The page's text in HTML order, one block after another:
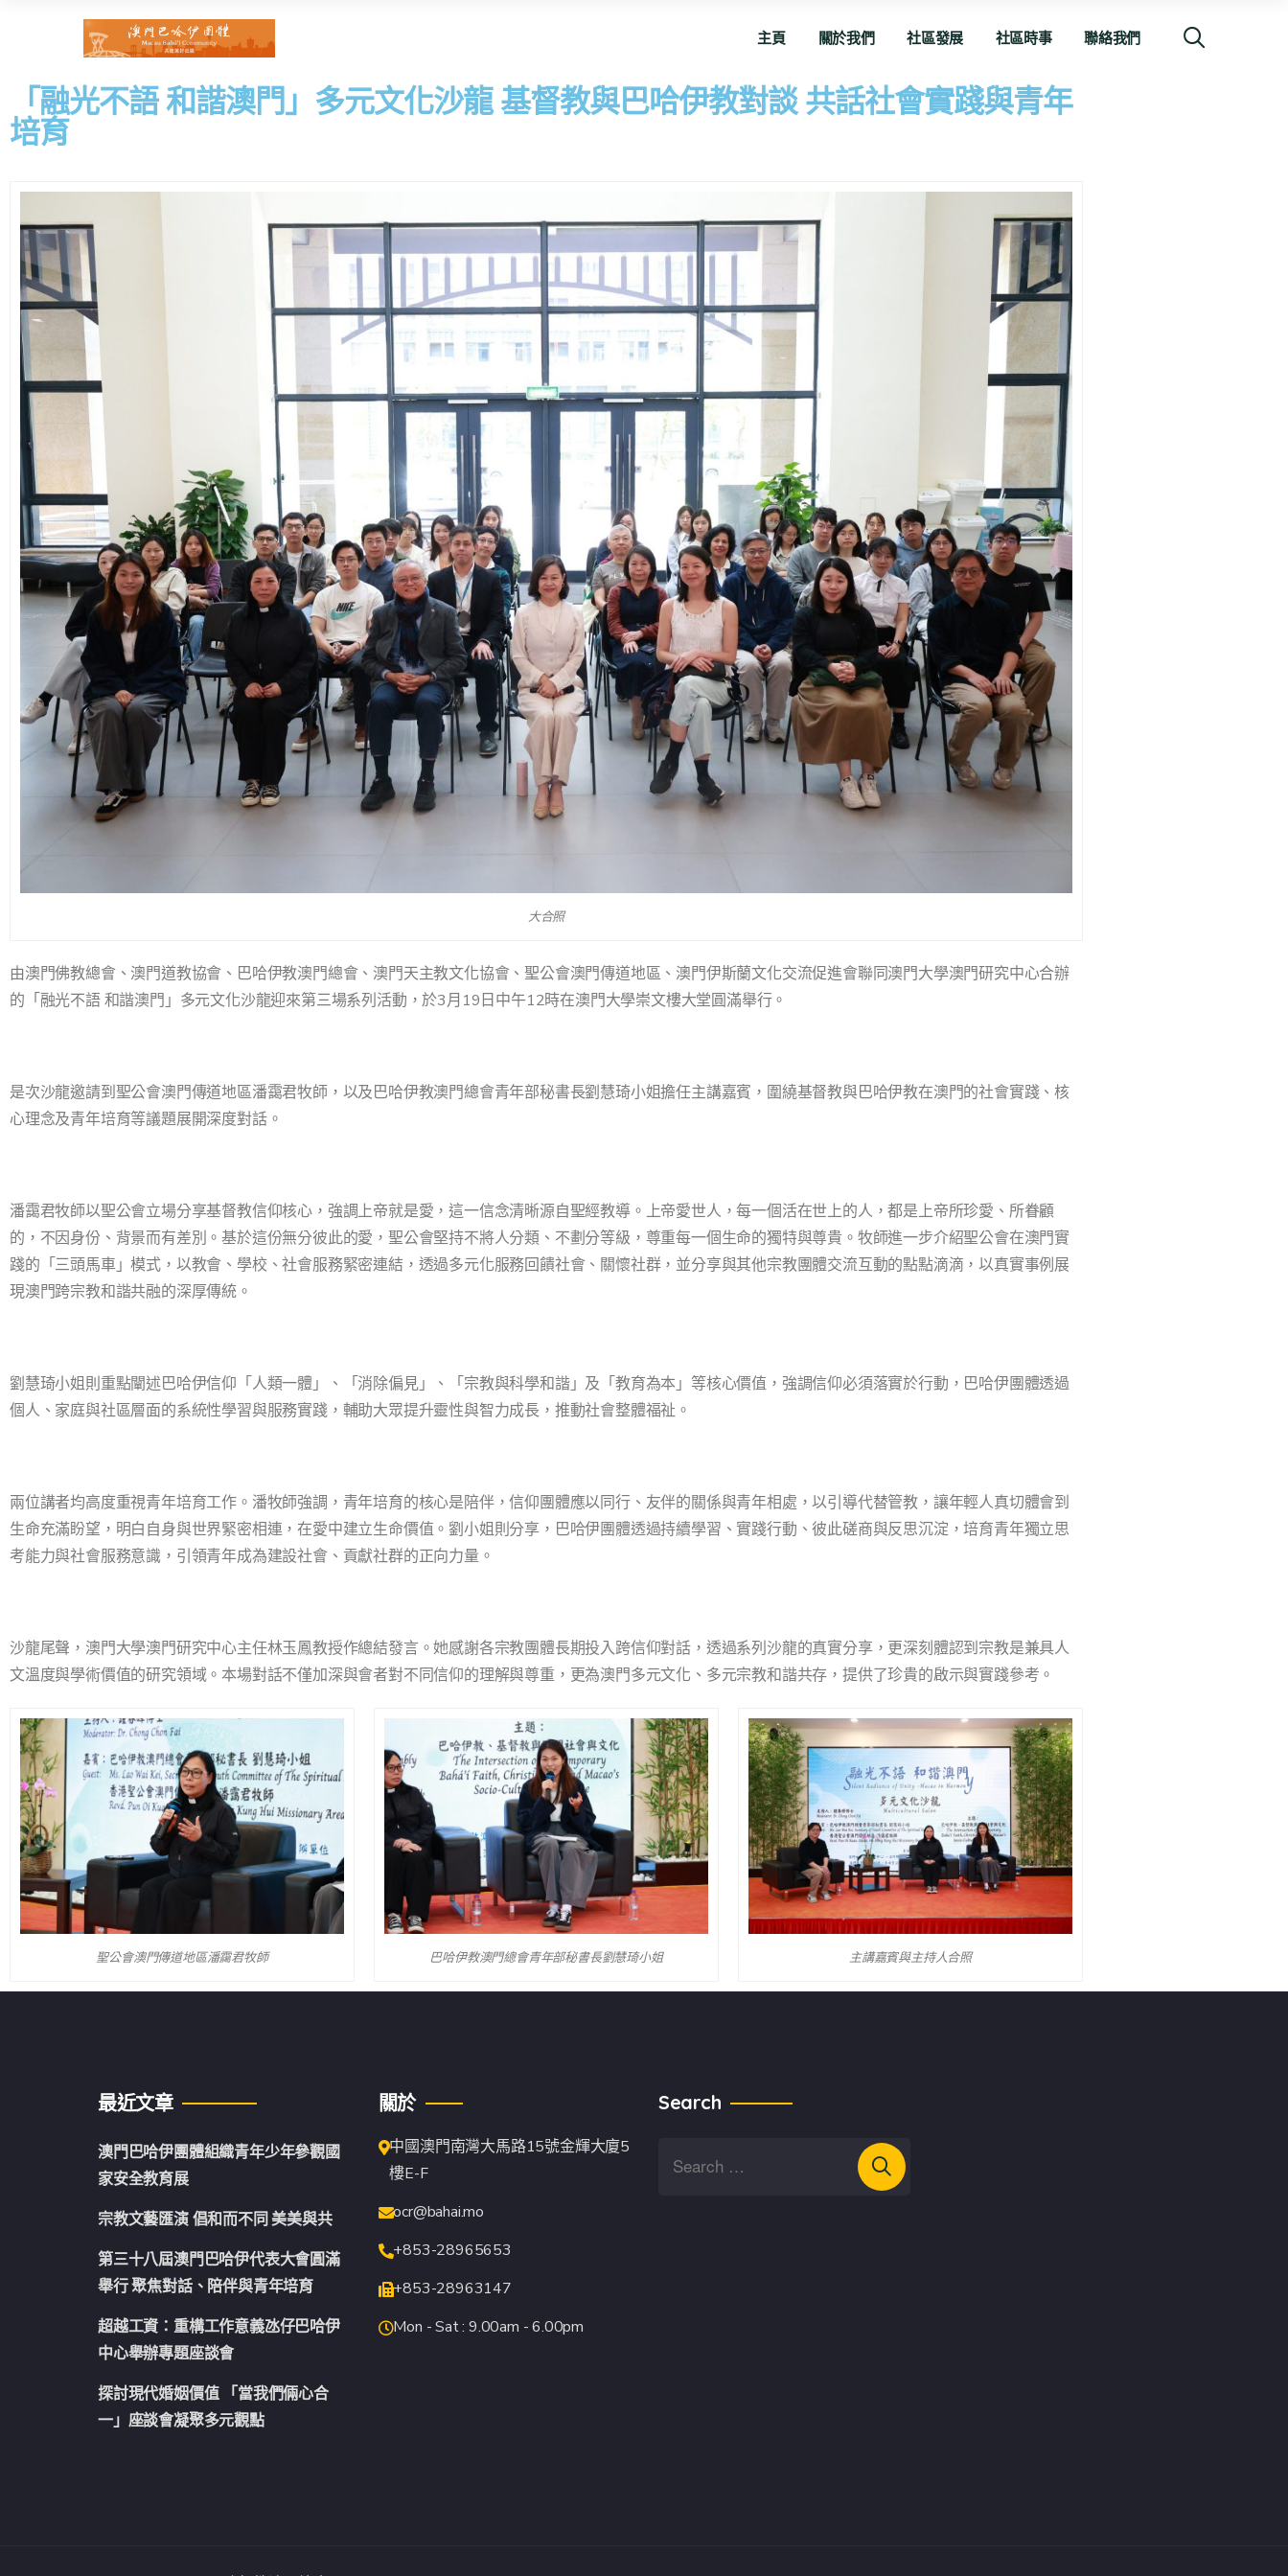
主頁 關於我們 社區發展 社區時事 聯絡我們
「融光不語 和諧澳門」多元文化沙龍 基督教與巴哈伊教對談 共話社會實踐與青年
培育
大合照
由澳門佛教總會、澳門道教協會、巴哈伊教澳門總會、澳門天主教文化協會、聖公會澳門傳道地區、澳門伊斯蘭文化交流促進會聯同澳門大學澳門研究中心合辦
的「融光不語 和諧澳門」多元文化沙龍迎來第三場系列活動，於3月19日中午12時在澳門大學崇文樓大堂圓滿舉行。
是次沙龍邀請到聖公會澳門傳道地區潘靄君牧師，以及巴哈伊教澳門總會青年部秘書長劉慧琦小姐擔任主講嘉賓，圍繞基督教與巴哈伊教在澳門的社會實踐、核
心理念及青年培育等議題展開深度對話。
潘靄君牧師以聖公會立場分享基督教信仰核心，強調上帝就是愛，這一信念清晰源自聖經教導。上帝愛世人，每一個活在世上的人，都是上帝所珍愛、所眷顧
的，不因身份、背景而有差別。基於這份無分彼此的愛，聖公會堅持不將人分類、不劃分等級，尊重每一個生命的獨特與尊貴。牧師進一步介紹聖公會在澳門實
踐的「三頭馬車」模式，以教會、學校、社會服務緊密連結，透過多元化服務回饋社會、關懷社群，並分享與其他宗教團體交流互動的點點滴滴，以真實事例展
現澳門跨宗教和諧共融的深厚傳統。
劉慧琦小姐則重點闡述巴哈伊信仰「人類一體」、「消除偏見」、「宗教與科學和諧」及「教育為本」等核心價值，強調信仰必須落實於行動，巴哈伊團體透過
個人、家庭與社區層面的系統性學習與服務實踐，輔助大眾提升靈性與智力成長，推動社會整體福祉。
兩位講者均高度重視青年培育工作。潘牧師強調，青年培育的核心是陪伴，信仰團體應以同行、友伴的關係與青年相處，以引導代替管教，讓年輕人真切體會到
生命充滿盼望，明白自身與世界緊密相連，在愛中建立生命價值。劉小姐則分享，巴哈伊團體透過持續學習、實踐行動、彼此磋商與反思沉淀，培育青年獨立思
考能力與社會服務意識，引領青年成為建設社會、貢獻社群的正向力量。
沙龍尾聲，澳門大學澳門研究中心主任林玉鳳教授作總結發言。她感謝各宗教團體長期投入跨信仰對話，透過系列沙龍的真實分享，更深刻體認到宗教是兼具人
文溫度與學術價值的研究領域。本場對話不僅加深與會者對不同信仰的理解與尊重，更為澳門多元文化、多元宗教和諧共存，提供了珍貴的啟示與實踐參考。
聖公會澳門傳道地區潘靄君牧師 巴哈伊教澳門總會青年部秘書長劉慧琦小姐 主講嘉賓與主持人合照
最近文章
澳門巴哈伊團體組織青年少年參觀國
家安全教育展
宗教文藝匯演 倡和而不同 美美與共
第三十八屆澳門巴哈伊代表大會圓滿
舉行 聚焦對話、陪伴與青年培育
超越工資：重構工作意義氹仔巴哈伊
中心舉辦專題座談會
探討現代婚姻價值 「當我們倆心合
一」座談會凝聚多元觀點
關於
中國澳門南灣大馬路15號金輝大廈5
樓E-F
ocr@bahai.mo
+853-28965653
+853-28963147
Mon - Sat : 9.00am - 6.00pm
Search